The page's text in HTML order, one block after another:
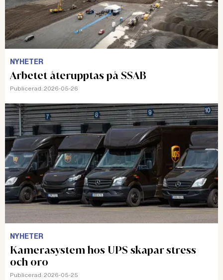
NYHETER
Arbetet återupptas på SSAB
Publicerad: 2026-05-26
NYHETER
Kamerasystem hos UPS skapar stress
och oro
Publicerad: 2026-05-25